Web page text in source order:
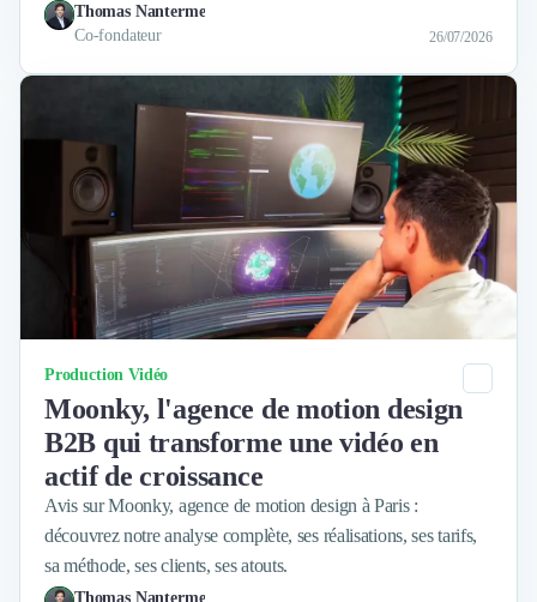
Courtage en Energie
Désinfection & décontamination
Nettoyage & Ménage
Clubs & Réseaux Professionnels
Thomas Nanterme
Co-fondateur
26/07/2026
Catégorie
Production Vidéo
Moonky, l'agence de motion design
B2B qui transforme une vidéo en
actif de croissance
Avis sur Moonky, agence de motion design à Paris :
découvrez notre analyse complète, ses réalisations, ses tarifs,
sa méthode, ses clients, ses atouts.
Thomas Nanterme